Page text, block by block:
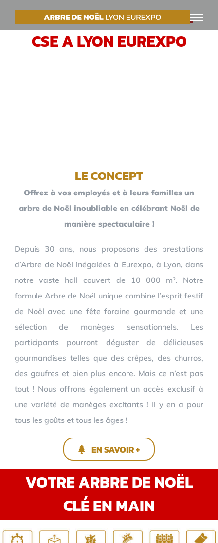
PasserVOTRE ARBRE DE NOËL
CSE A LYON EUREXPO
LE CONCEPT
Offrez à vos employés et à leurs familles un
arbre de Noël inoubliable en célébrant Noël de
manière spectaculaire !
Depuis 30 ans, nous proposons des prestations
d’Arbre de Noël inégalées à Eurexpo, à Lyon, dans
notre vaste hall couvert de 10 000 m². Notre
formule Arbre de Noël unique combine l’esprit festif
de Noël avec une fête foraine gourmande et une
sélection de manèges sensationnels. Les
participants pourront déguster de délicieuses
gourmandises telles que des crêpes, des churros,
des gaufres et bien plus encore. Mais ce n’est pas
tout ! Nous offrons également un accès exclusif à
une variété de manèges excitants ! Il y en a pour
tous les goûts et tous les âges !
EN SAVOIR +
VOTRE ARBRE DE NOËL
CLÉ EN MAIN